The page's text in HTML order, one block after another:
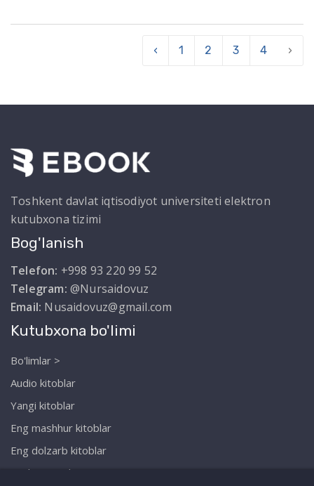
‹ 1 2 3 4 ›
Toshkent davlat iqtisodiyot universiteti elektron
kutubxona tizimi
Bog'lanish
Telefon: +998 93 220 99 52
Telegram: @Nursaidovuz
Email: Nusaidovuz@gmail.com
Kutubxona bo'limi
Bo'limlar >
Audio kitoblar
Yangi kitoblar
Eng mashhur kitoblar
Eng dolzarb kitoblar
Biz haqimizda